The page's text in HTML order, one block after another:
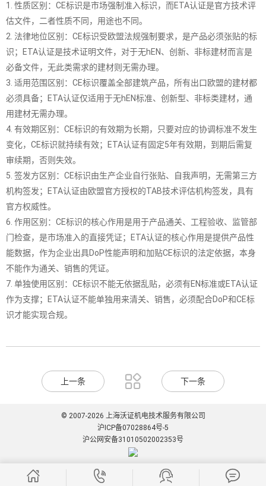
1. 性质区别：CE标识是市场强制准入标识，而ETA认证是官方技术评
估文件，二者性质不同，用途也不同。
2. 法律地位区别：CE标识受欧盟法规强制要求，是产品必须张贴的标
识；ETA认证是技术证明文件，对于无hEN、创新、非标建材而言是
必备文件，无此类需求的建材则无需办理。
3. 适用范围区别：CE标识覆盖全部建筑产品，所有出口欧盟的建材都
必须具备；ETA认证仅适用于无hEN标准、创新型、非标类建材，通
用建材无需办理。
4. 有效期区别：CE标识的有效期为长期，只要对应的协调标准不发生
变化，CE标识就持续有效；ETA认证有固定5年有效期，到期后需复
审续期，否则失效。
5. 签发方区别：CE标识由生产企业自行张贴、自我声明，无需第三方
机构签发；ETA认证由欧盟官方授权的TAB技术评估机构签发，具有
官方权威性。
6. 作用区别：CE标识的核心作用是用于产品通关、工程验收、监管部
门检查，是市场准入的直接凭证；ETA认证的核心作用是提供产品性
能数据，作为企业出具DoP性能声明和加贴CE标识的法定依据，本身
不能作为通关、销售的凭证。
7. 单独使用区别：CE标识不能无依据乱贴，必须有EN标准或ETA认证
作为支撑；ETA认证不能单独用来清关、销售，必须配合DoP和CE标
识才能实现合规。
上一条  下一条
© 2007-2026 上海沃证机电技术服务有限公司
沪ICP备07028864号-5
沪公网安备31010502002353号
   